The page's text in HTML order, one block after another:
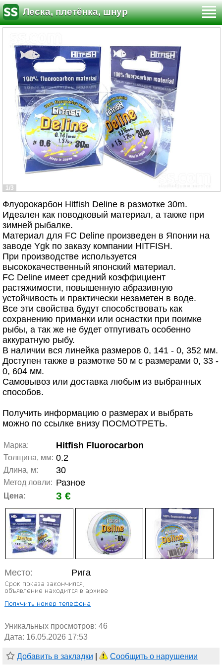
Леска, плетёнка, шнур
1/3
Флуорокарбон Hitfish Deline в размотке 30m.
Идеален как поводковый материал, а также при
зимней рыбалке.
Материал для FC Deline произведен в Японии на
заводе Ygk по заказу компании HITFISH.
При производстве используется
высококачественный японский материал.
FC Deline имеет средний коэффициент
растяжимости, повышенную абразивную
устойчивость и практически незаметен в воде.
Все эти свойства будут способствовать как
сохранению приманки или оснастки при поимке
рыбы, а так же не будет отпугивать особенно
аккуратную рыбу.
В наличии вся линейка размеров 0, 141 - 0, 352 мм.
Доступен также в размотке 50 м с размерами 0, 33 -
0, 604 мм.
Самовывоз или доставка любым из выбранных
способов.
Получить информацию о размерах и выбрать
можно по ссылке внизу ПОСМОТРЕТЬ.
Марка: Hitfish Fluorocarbon
Толщина, мм: 0.2
Длина, м: 30
Метод ловли: Разное
Цена: 3 €
Место: Рига
Уникальных просмотров: 46
Дата: 16.05.2026 17:53
Добавить в закладки Сообщить о нарушении